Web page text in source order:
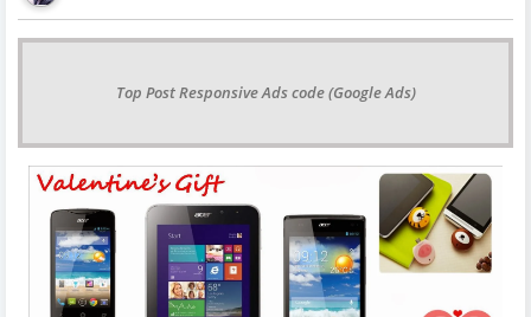
Top Post Responsive Ads code (Google Ads)